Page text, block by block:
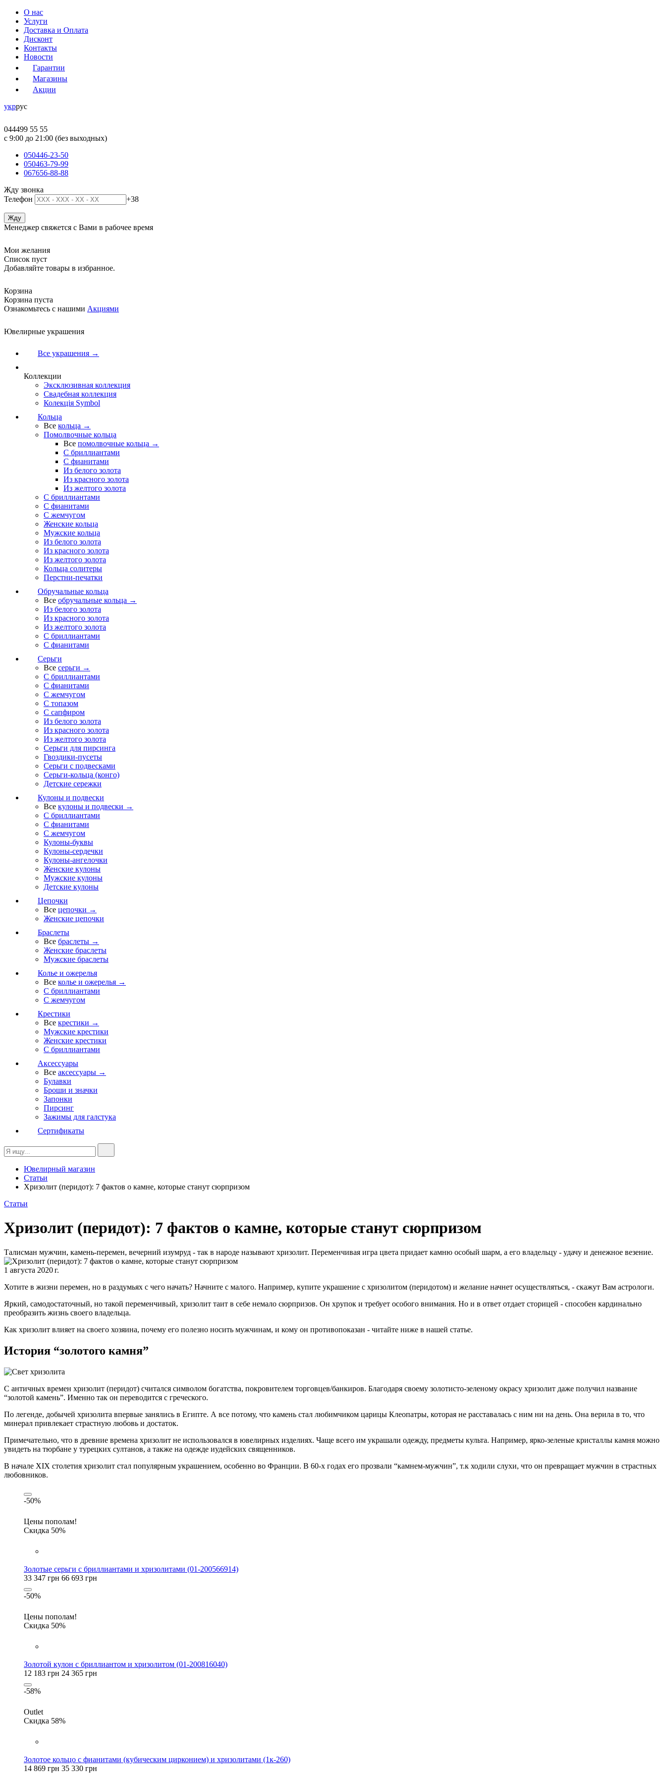
О нас
Услуги
Доставка и Оплата
Дисконт
Контакты
Новости
Гарантии
Магазины
Акции
укррус
044499 55 55
c 9:00 до 21:00 (без выходных)
050446-23-50
050463-79-99
067656-88-88
Жду звонка
Телефон
+38
Менеджер свяжется с Вами в рабочее время
Мои желания
Список пуст
Добавляйте товары в избранное.
Корзина
Корзина пуста
Ознакомьтесь с нашими Акциями
Ювелирные украшения
Все украшения →
Коллекции
Эксклюзивная коллекция
Свадебная коллекция
Колекція Symbol
Кольца
Все кольца →
Помолвочные кольца
Все помолвочные кольца →
С бриллиантами
С фианитами
Из белого золота
Из красного золота
Из желтого золота
С бриллиантами
С фианитами
С жемчугом
Женские кольца
Мужские кольца
Из белого золота
Из красного золота
Из желтого золота
Кольца солитеры
Перстни-печатки
Обручальные кольца
Все обручальные кольца →
Из белого золота
Из красного золота
Из желтого золота
С бриллиантами
С фианитами
Серьги
Все серьги →
С бриллиантами
С фианитами
С жемчугом
С топазом
С сапфиром
Из белого золота
Из красного золота
Из желтого золота
Серьги для пирсинга
Гвоздики-пусеты
Серьги с подвесками
Серьги-кольца (конго)
Детские сережки
Кулоны и подвески
Все кулоны и подвески →
С бриллиантами
С фианитами
С жемчугом
Кулоны-буквы
Кулоны-сердечки
Кулоны-ангелочки
Женские кулоны
Мужские кулоны
Детские кулоны
Цепочки
Все цепочки →
Женские цепочки
Браслеты
Все браслеты →
Женские браслеты
Мужские браслеты
Колье и ожерелья
Все колье и ожерелья →
С бриллиантами
С жемчугом
Крестики
Все крестики →
Мужские крестики
Женские крестики
С бриллиантами
Аксессуары
Все аксессуары →
Булавки
Броши и значки
Запонки
Пирсинг
Зажимы для галстука
Сертификаты
Ювелирный магазин
Статьи
Хризолит (перидот): 7 фактов о камне, которые станут сюрпризом
Статьи
Хризолит (перидот): 7 фактов о камне, которые станут сюрпризом
Талисман мужчин, камень-перемен, вечерний изумруд - так в народе называют хризолит. Переменчивая игра цвета придает камню особый шарм, а его владельцу - удачу и денежное везение.
1 августа 2020 г.
Хотите в жизни перемен, но в раздумьях с чего начать? Начните с малого. Например, купите украшение с хризолитом (перидотом) и желание начнет осуществляться, - скажут Вам астрологи.
Яркий, самодостаточный, но такой переменчивый, хризолит таит в себе немало сюрпризов. Он хрупок и требует особого внимания. Но и в ответ отдает сторицей - способен кардинально
преобразить жизнь своего владельца.
Как хризолит влияет на своего хозяина, почему его полезно носить мужчинам, и кому он противопоказан - читайте ниже в нашей статье.
История “золотого камня”
С античных времен хризолит (перидот) считался символом богатства, покровителем торговцев/банкиров. Благодаря своему золотисто-зеленому окрасу хризолит даже получил название
“золотой камень”. Именно так он переводится с греческого.
По легенде, добычей хризолита впервые занялись в Египте. А все потому, что камень стал любимчиком царицы Клеопатры, которая не расставалась с ним ни на день. Она верила в то, что
минерал привлекает страстную любовь и достаток.
Примечательно, что в древние времена хризолит не использовался в ювелирных изделиях. Чаще всего им украшали одежду, предметы культа. Например, ярко-зеленые кристаллы камня можно
увидеть на тюрбане у турецких султанов, а также на одежде иудейских священников.
В начале XIX столетия хризолит стал популярным украшением, особенно во Франции. В 60-х годах его прозвали “камнем-мужчин”, т.к ходили слухи, что он превращает мужчин в страстных
любовников.
-50%
Цены пополам!
Скидка 50%
Золотые серьги с бриллиантами и хризолитами (01-200566914)
33 347 грн 66 693 грн
-50%
Цены пополам!
Скидка 50%
Золотой кулон с бриллиантом и хризолитом (01-200816040)
12 183 грн 24 365 грн
-58%
Outlet
Скидка 58%
Золотое кольцо с фианитами (кубическим цирконием) и хризолитами (1к-260)
14 869 грн 35 330 грн